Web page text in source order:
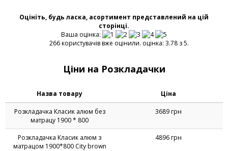
Оцініть, будь ласка, асортимент представлений на цій
сторінці.
Ваша оцінка:
266 користувачів вже оцінили. оцінка: 3.78 з 5.
Ціни на Розкладачки
Назва товару Ціна
Розкладачка Класик алюм без
матрацу 1900 * 800
3689 грн
Розкладачка Класик алюм з
матрацом 1900*800 City brown
4896 грн